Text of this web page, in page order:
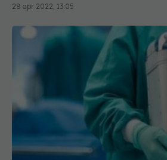
28 apr 2022, 13:05